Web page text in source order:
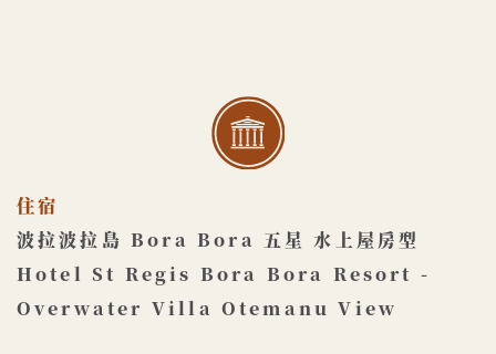
住宿
波拉波拉島 Bora Bora 五星 水上屋房型
Hotel St Regis Bora Bora Resort - ​
Overwater Villa Otemanu View